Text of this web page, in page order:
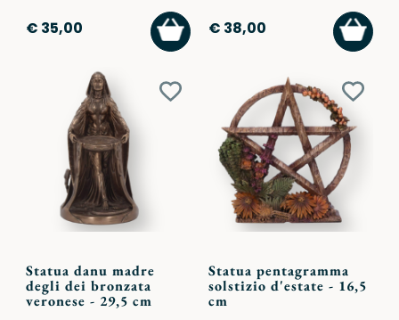
€ 35,00
AGGIUNGI
AL
CARRELLO
€ 38,00
AL
Aggiungi
preferiti
Statua danu madre
degli dei bronzata
veronese - 29,5 cm
ai
Statua pentagramma
solstizio d'estate - 16,5
cm